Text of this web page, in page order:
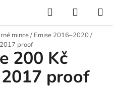
Hledat
mince/ Emise 2016–2020 /
proof
200 Kč
proof